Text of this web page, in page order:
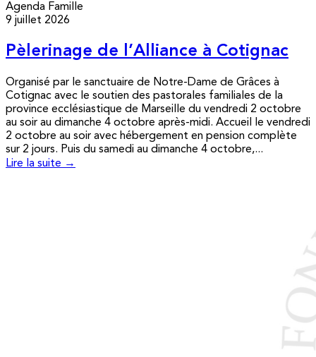
Agenda Famille
9 juillet 2026
Pèlerinage de l’Alliance à Cotignac
Organisé par le sanctuaire de Notre-Dame de Grâces à
Cotignac avec le soutien des pastorales familiales de la
province ecclésiastique de Marseille du vendredi 2 octobre
au soir au dimanche 4 octobre après-midi. Accueil le vendredi
2 octobre au soir avec hébergement en pension complète
sur 2 jours. Puis du samedi au dimanche 4 octobre,...
Lire la suite →